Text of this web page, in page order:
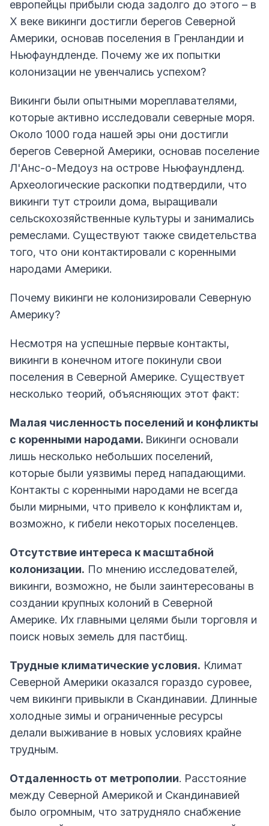
европейцы прибыли сюда задолго до этого – в
X веке викинги достигли берегов Северной
Америки, основав поселения в Гренландии и
Ньюфаундленде. Почему же их попытки
колонизации не увенчались успехом?
Викинги были опытными мореплавателями,
которые активно исследовали северные моря.
Около 1000 года нашей эры они достигли
берегов Северной Америки, основав поселение
Л'Анс-о-Медоуз на острове Ньюфаундленд.
Археологические раскопки подтвердили, что
викинги тут строили дома, выращивали
сельскохозяйственные культуры и занимались
ремеслами. Существуют также свидетельства
того, что они контактировали с коренными
народами Америки.
Почему викинги не колонизировали Северную
Америку?
Несмотря на успешные первые контакты,
викинги в конечном итоге покинули свои
поселения в Северной Америке. Существует
несколько теорий, объясняющих этот факт:
Малая численность поселений и конфликты
с коренными народами. Викинги основали
лишь несколько небольших поселений,
которые были уязвимы перед нападающими.
Контакты с коренными народами не всегда
были мирными, что привело к конфликтам и,
возможно, к гибели некоторых поселенцев.
Отсутствие интереса к масштабной
колонизации. По мнению исследователей,
викинги, возможно, не были заинтересованы в
создании крупных колоний в Северной
Америке. Их главными целями были торговля и
поиск новых земель для пастбищ.
Трудные климатические условия. Климат
Северной Америки оказался гораздо суровее,
чем викинги привыкли в Скандинавии. Длинные
холодные зимы и ограниченные ресурсы
делали выживание в новых условиях крайне
трудным.
Отдаленность от метрополии. Расстояние
между Северной Америкой и Скандинавией
было огромным, что затрудняло снабжение